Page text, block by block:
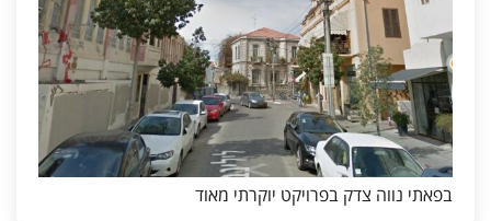
בפאתי נווה צדק בפרויקט יוקרתי מאוד